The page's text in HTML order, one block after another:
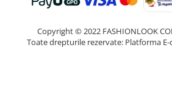
Copyright © 2022 FASHIONLOOK
Toate drepturile rezervate: Platforma